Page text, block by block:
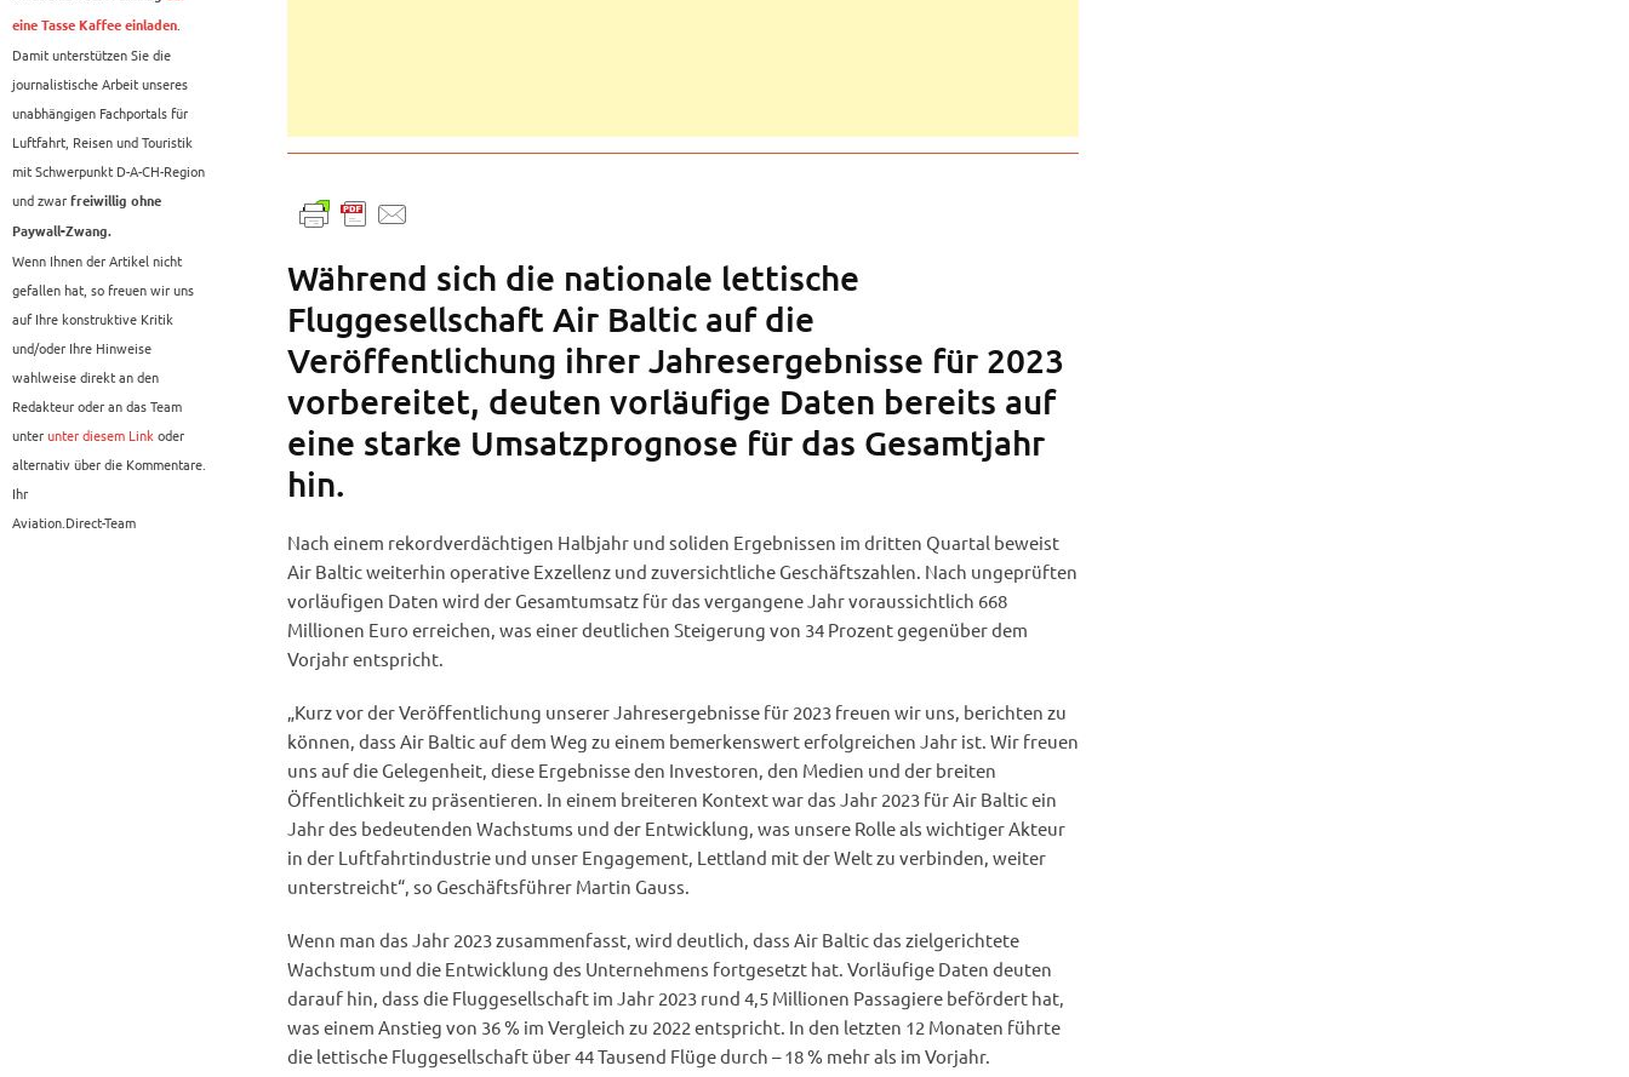
eine Tasse Kaffee einladen.
Damit unterstützen Sie die
journalistische Arbeit unseres
unabhängigen Fachportals für
Luftfahrt, Reisen und Touristik
mit Schwerpunkt D-A-CH-Region
und zwar freiwillig ohne
Paywall-Zwang.
Wenn Ihnen der Artikel nicht
gefallen hat, so freuen wir uns
auf Ihre konstruktive Kritik
und/oder Ihre Hinweise
wahlweise direkt an den
Redakteur oder an das Team
unterunter diesem Linkoder
alternativ über die Kommentare.
Ihr
Aviation.Direct-Team
Während sich die nationale lettische
Fluggesellschaft Air Baltic auf die
Veröffentlichung ihrer Jahresergebnisse für 2023
vorbereitet, deuten vorläufige Daten bereits auf
eine starke Umsatzprognose für das Gesamtjahr
hin.
Nach einem rekordverdächtigen Halbjahr und soliden Ergebnissen im dritten Quartal beweist
Air Baltic weiterhin operative Exzellenz und zuversichtliche Geschäftszahlen. Nach ungeprüften
vorläufigen Daten wird der Gesamtumsatz für das vergangene Jahr voraussichtlich 668
Millionen Euro erreichen, was einer deutlichen Steigerung von 34 Prozent gegenüber dem
Vorjahr entspricht.
„Kurz vor der Veröffentlichung unserer Jahresergebnisse für 2023 freuen wir uns, berichten zu
können, dass Air Baltic auf dem Weg zu einem bemerkenswert erfolgreichen Jahr ist. Wir freuen
uns auf die Gelegenheit, diese Ergebnisse den Investoren, den Medien und der breiten
Öffentlichkeit zu präsentieren. In einem breiteren Kontext war das Jahr 2023 für Air Baltic ein
Jahr des bedeutenden Wachstums und der Entwicklung, was unsere Rolle als wichtiger Akteur
in der Luftfahrtindustrie und unser Engagement, Lettland mit der Welt zu verbinden, weiter
unterstreicht“, so Geschäftsführer Martin Gauss.
Wenn man das Jahr 2023 zusammenfasst, wird deutlich, dass Air Baltic das zielgerichtete
Wachstum und die Entwicklung des Unternehmens fortgesetzt hat. Vorläufige Daten deuten
darauf hin, dass die Fluggesellschaft im Jahr 2023 rund 4,5 Millionen Passagiere befördert hat,
was einem Anstieg von 36 % im Vergleich zu 2022 entspricht. In den letzten 12 Monaten führte
die lettische Fluggesellschaft über 44 Tausend Flüge durch – 18 % mehr als im Vorjahr.